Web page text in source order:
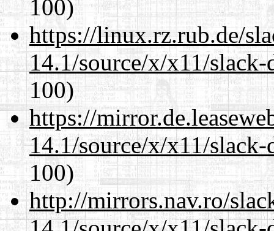
100)
https://linux.rz.rub.de/
14.1/source/x/x11/
100)
https://
14.1/source/x/x11/
100)
http://mirrors.nav.ro/